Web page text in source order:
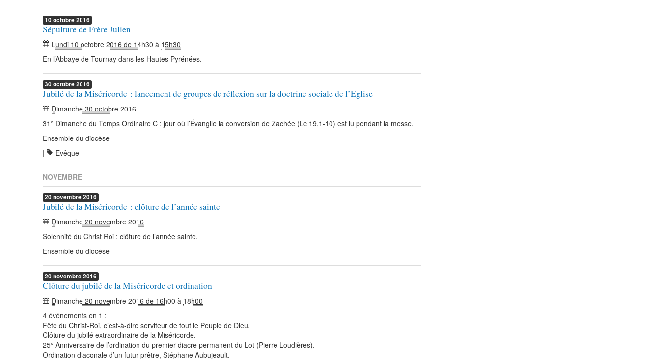
10 octobre2016
Sépulture de Frère Julien
Lundi 10 octobre 2016 de 14h30 à 15h30
En l’Abbaye de Tournay dans les Hautes Pyrénées.
30 octobre2016
Jubilé de la Miséricorde : lancement de groupes de réflexion sur la doctrine sociale de l’Eglise
Dimanche 30 octobre 2016
31° Dimanche du Temps Ordinaire C : jour où l’Évangile la conversion de Zachée (Lc 19,1-10) est lu pendant la messe.
Ensemble du diocèse
|
Evêque
NOVEMBRE
20 novembre2016
Jubilé de la Miséricorde : clôture de l’année sainte
Dimanche 20 novembre 2016
Solennité du Christ Roi : clôture de l’année sainte.
Ensemble du diocèse
20 novembre2016
Clôture du jubilé de la Miséricorde et ordination
Dimanche 20 novembre 2016 de 16h00 à 18h00
4 événements en 1 :
Fête du Christ-Roi, c’est-à-dire serviteur de tout le Peuple de Dieu.
Clôture du jubilé extraordinaire de la Miséricorde.
25° Anniversaire de l’ordination du premier diacre permanent du Lot (Pierre Loudières).
Ordination diaconale d’un futur prêtre, Stéphane Aubujeault.